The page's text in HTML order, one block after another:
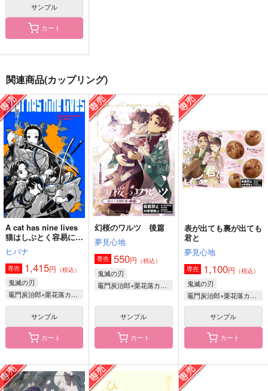
て
がちょうさんマジッ
ク！
702 円 （税込）
栗花落カナヲ
サンプル
作品詳細
丘の上の方舟
472円（税込）
テランス×ディオン
サンプル
作品詳細
440円（税込）
鬼太郎の父×鬼太郎
サンプル
作品詳細
ドキドキ！すきんしっ
440円（税込）
鬼太郎の父×鬼太郎
もぎゅっと！あすか
が-CHU-
944円（税込）
アスラン×カガリ
Tipsy
ひまわりぷりん
787円（税込）
アスラン×カガリ
サンプル
カート
関連商品(カップリング)
A cat has nine lives
猫はしぶとく容易に死
なない
ヒバナ
専売 1,415円 （税込）
鬼滅の刃
竈門炭治郎×栗花落カナヲ
サンプル
カート
幻桜のワルツ 後篇
夢見心地
専売 550円 （税込）
鬼滅の刃
竈門炭治郎×栗花落カナヲ
サンプル
カート
表が出ても裏が出ても
君と
夢見心地
専売 1,100円 （税込）
鬼滅の刃
竈門炭治郎×栗花落カナヲ
サンプル
カート